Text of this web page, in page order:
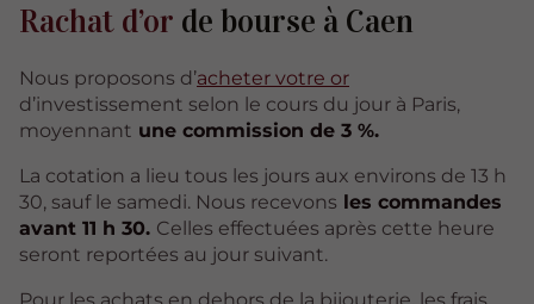
Rachat d’or de bourse à Caen
Nous proposons d’acheter votre or
d’investissement selon le cours du jour à Paris,
moyennant une commission de 3 %.
La cotation a lieu tous les jours aux environs de 13 h
30, sauf le samedi. Nous recevons les commandes
avant 11 h 30. Celles effectuées après cette heure
seront reportées au jour suivant.